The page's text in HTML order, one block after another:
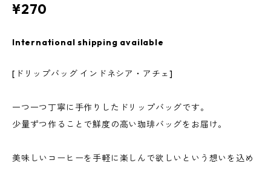
¥270
International shipping available
[ドリップバッグ インドネシア・アチェ]
一つ一つ丁寧に手作りしたドリップバッグです。
少量ずつ作ることで鮮度の高い珈琲バッグをお届け。
美味しいコーヒーを手軽に楽しんで欲しいという想いを込め